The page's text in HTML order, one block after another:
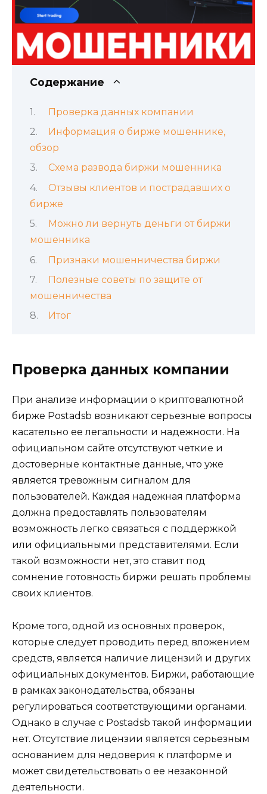
Содержание
Проверка данных компании
Информация о бирже мошеннике,
обзор
Схема развода биржи мошенника
Отзывы клиентов и пострадавших о
бирже
Можно ли вернуть деньги от биржи
мошенника
Признаки мошенничества биржи
Полезные советы по защите от
мошенничества
Итог
Проверка данных компании
При анализе информации о криптовалютной
бирже Postadsb возникают серьезные вопросы
касательно ее легальности и надежности. На
официальном сайте отсутствуют четкие и
достоверные контактные данные, что уже
является тревожным сигналом для
пользователей. Каждая надежная платформа
должна предоставлять пользователям
возможность легко связаться с поддержкой
или официальными представителями. Если
такой возможности нет, это ставит под
сомнение готовность биржи решать проблемы
своих клиентов.
Кроме того, одной из основных проверок,
которые следует проводить перед вложением
средств, является наличие лицензий и других
официальных документов. Биржи, работающие
в рамках законодательства, обязаны
регулироваться соответствующими органами.
Однако в случае с Postadsb такой информации
нет. Отсутствие лицензии является серьезным
основанием для недоверия к платформе и
может свидетельствовать о ее незаконной
деятельности.